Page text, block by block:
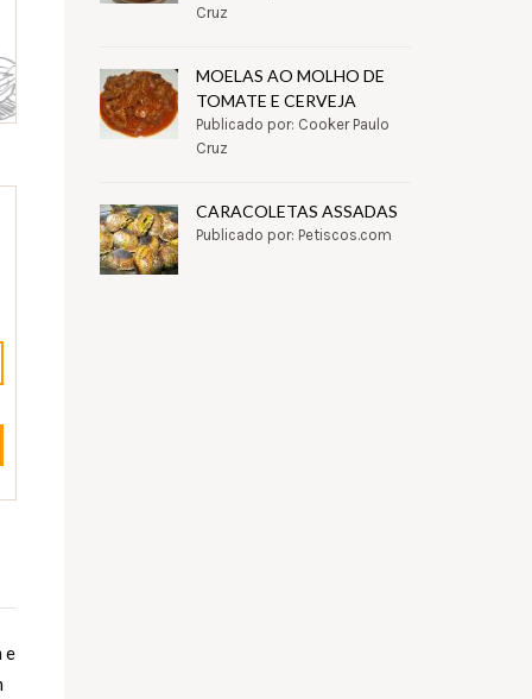
e
Cruz
MOELAS AO MOLHO DE
TOMATE E CERVEJA
Publicado por: Cooker Paulo
Cruz
CARACOLETAS ASSADAS
Publicado por: Petiscos.com